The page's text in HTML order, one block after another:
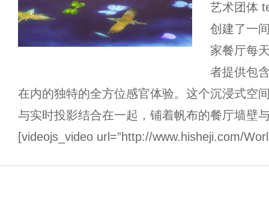
艺术团体
创建了一
家餐厅每
者提供包
在内的独特的全方位感官体验。这个沉浸式空
与实时投影结合在一起，铺着帆布的餐厅墙壁
[videojs_video url=”http://www.hisheji.com/